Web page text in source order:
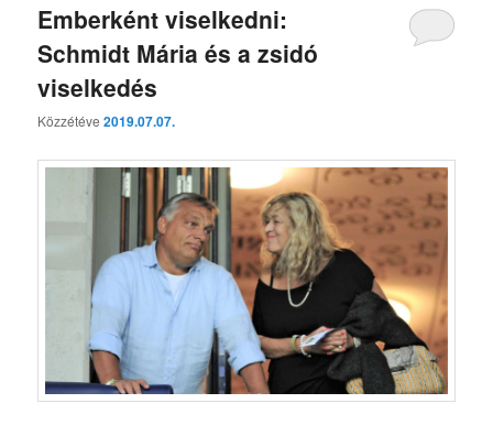
Emberként viselkedni:
Schmidt Mária és a zsidó
viselkedés
Közzétéve2019.07.07.